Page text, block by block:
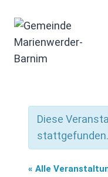
Inhalt
springen
Diese
stattgefunden.
« Alle